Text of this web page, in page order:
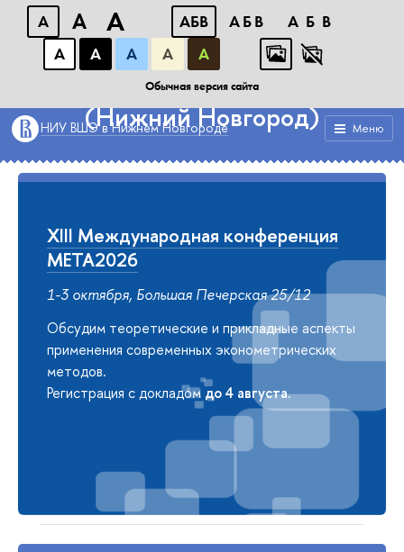
A A A АБB АБB
АБB
А
А А А А
Обычная версия сайта
Меню
НИУ ВШЭ в Нижнем Новгороде
Факультет экономики НИУ ВШЭ
(Нижний Новгород)
XIII Международная конференция
META2026
1-3 октября, Большая Печерская 25/12
Обсудим теоретические и прикладные аспекты
применения современных эконометрических
методов.
Регистрация с докладомдо 4 августа.